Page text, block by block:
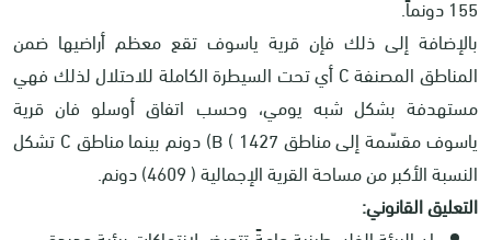
155 دونماً.
بالإضافة إلى ذلك فإن قرية ياسوف تقع معظم أراضيها ضمن
المناطق المصنفةCأي تحت السيطرة الكاملة للاحتلال لذلك فهي
مستهدفة بشكل شبه يومي، وحسب اتفاق أوسلو فان قرية
ياسوف مقسّمة إلى مناطقB ( 1427) دونم بينما مناطقCتشكل
النسبة الأكبر من مساحة القرية الإجمالية ( 4609) دونم.
التعليق القانوني: